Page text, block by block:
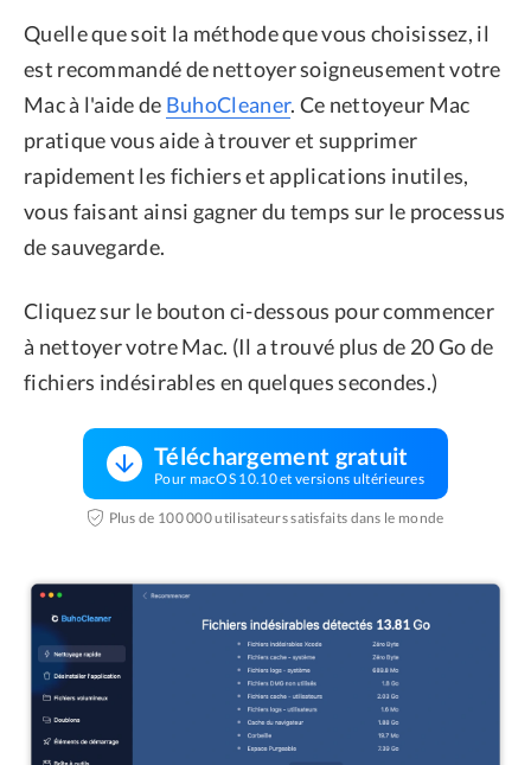
Quelle que soit la méthode que vous choisissez, il
est recommandé de nettoyer soigneusement votre
Mac à l'aide de BuhoCleaner. Ce nettoyeur Mac
pratique vous aide à trouver et supprimer
rapidement les fichiers et applications inutiles,
vous faisant ainsi gagner du temps sur le processus
de sauvegarde.
Cliquez sur le bouton ci-dessous pour commencer
à nettoyer votre Mac. (Il a trouvé plus de 20 Go de
fichiers indésirables en quelques secondes.)
Téléchargement gratuit
Pour macOS 10.10 et versions ultérieures
Plus de 100 000 utilisateurs satisfaits dans le monde